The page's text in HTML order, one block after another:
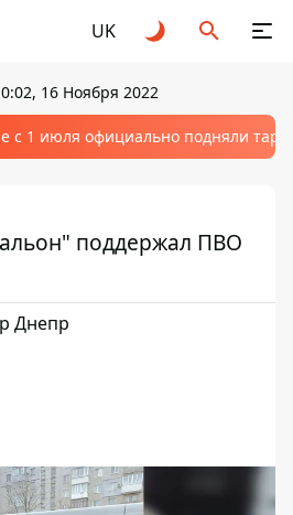
UK
16 Ноября 2022
с 1 июля официально подняли
поддержал ПВО
Днепр